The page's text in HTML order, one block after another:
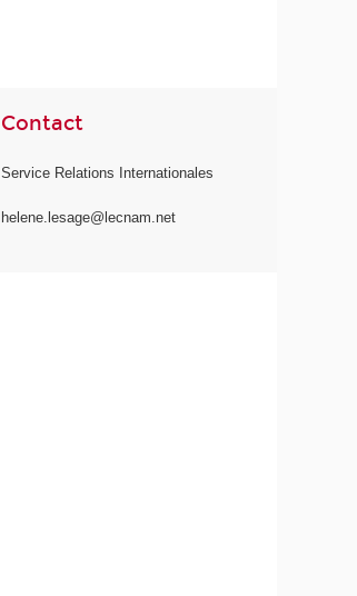
Contact
Service Relations Internationales
helene.lesage@lecnam.net